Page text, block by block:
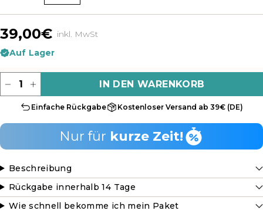
39,00€ inkl. MwSt
Auf Lager
IN DEN WARENKORB
Einfache Rückgabe Kostenloser Versand ab 39€ (DE)
Nur für kurze Zeit!
Beschreibung
Rückgabe innerhalb 14 Tage
Wie schnell bekomme ich mein Paket